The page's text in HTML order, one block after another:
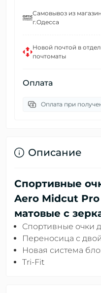
Самовывоз из
г.Одесса
Новой почтой в
почтоматы
Оплата
Оплата при
Описание
Спортивные
Aero Midcut Pro
матовые с
Спортивные очки
Переносица с
Новая система
Tri-Fit